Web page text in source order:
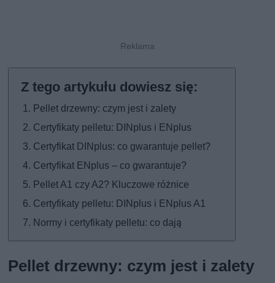
Pellet drzewny: czym jest i zalety
Certyfikaty pelletu: DINplus i ENplus
Certyfikat DINplus: co gwarantuje pellet?
Certyfikat ENplus – co gwarantuje?
Pellet A1 czy A2? Kluczowe różnice
Certyfikaty pelletu: DINplus i ENplus A1
Normy i certyfikaty pelletu: co dają
Pellet drzewny: czym jest i zalety